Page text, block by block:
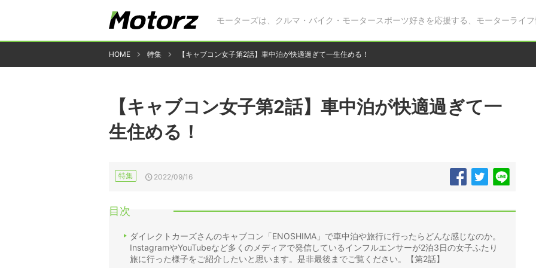
モーターズは、クルマ・バイク・モータースポーツ好きを応援する、モーターライフ
HOME 特集 【キャブコン女子第2話】車中泊が快適過ぎて一生住める！
【キャブコン女子第2話】車中泊が快適過ぎて一
生住める！
特集 2022/09/16
目次
ダイレクトカーズさんのキャブコン「ENOSHIMA」で車中泊や旅行に行ったらどんな感じなのか。
InstagramやYouTubeなど多くのメディアで発信しているインフルエンサーが2泊3日の女子ふたり
旅に行った様子をご紹介したいと思います。是非最後までご覧ください。【第2話】